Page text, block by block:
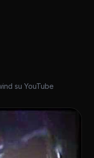
su YouTube